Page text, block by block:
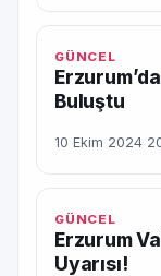
GÜNCEL
Buluştu
10 Ekim 2024
GÜNCEL
Erzurum
Uyarısı!